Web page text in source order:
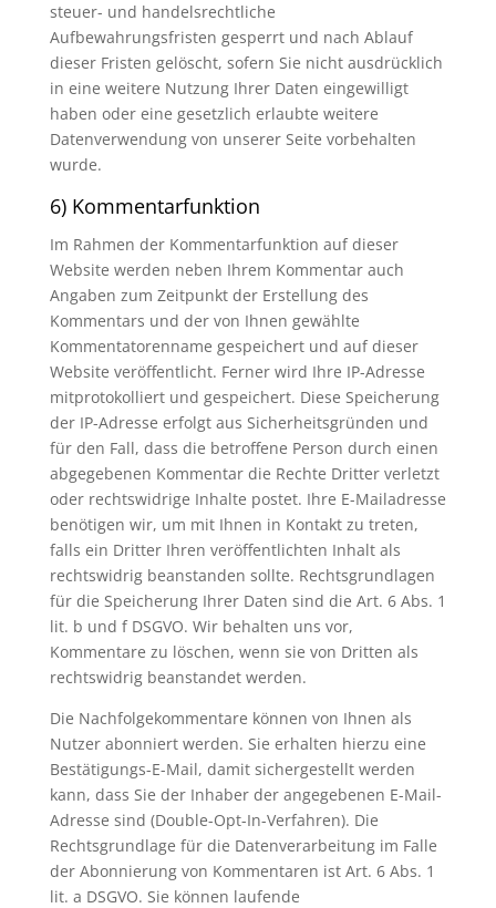
steuer- und handelsrechtliche
Aufbewahrungsfristen gesperrt und nach Ablauf
dieser Fristen gelöscht, sofern Sie nicht ausdrücklich
in eine weitere Nutzung Ihrer Daten eingewilligt
haben oder eine gesetzlich erlaubte weitere
Datenverwendung von unserer Seite vorbehalten
wurde.
6) Kommentarfunktion
Im Rahmen der Kommentarfunktion auf dieser
Website werden neben Ihrem Kommentar auch
Angaben zum Zeitpunkt der Erstellung des
Kommentars und der von Ihnen gewählte
Kommentatorenname gespeichert und auf dieser
Website veröffentlicht. Ferner wird Ihre IP-Adresse
mitprotokolliert und gespeichert. Diese Speicherung
der IP-Adresse erfolgt aus Sicherheitsgründen und
für den Fall, dass die betroffene Person durch einen
abgegebenen Kommentar die Rechte Dritter verletzt
oder rechtswidrige Inhalte postet. Ihre E-Mailadresse
benötigen wir, um mit Ihnen in Kontakt zu treten,
falls ein Dritter Ihren veröffentlichten Inhalt als
rechtswidrig beanstanden sollte. Rechtsgrundlagen
für die Speicherung Ihrer Daten sind die Art. 6 Abs. 1
lit. b und f DSGVO. Wir behalten uns vor,
Kommentare zu löschen, wenn sie von Dritten als
rechtswidrig beanstandet werden.
Die Nachfolgekommentare können von Ihnen als
Nutzer abonniert werden. Sie erhalten hierzu eine
Bestätigungs-E-Mail, damit sichergestellt werden
kann, dass Sie der Inhaber der angegebenen E-Mail-
Adresse sind (Double-Opt-In-Verfahren). Die
Rechtsgrundlage für die Datenverarbeitung im Falle
der Abonnierung von Kommentaren ist Art. 6 Abs. 1
lit. a DSGVO. Sie können laufende